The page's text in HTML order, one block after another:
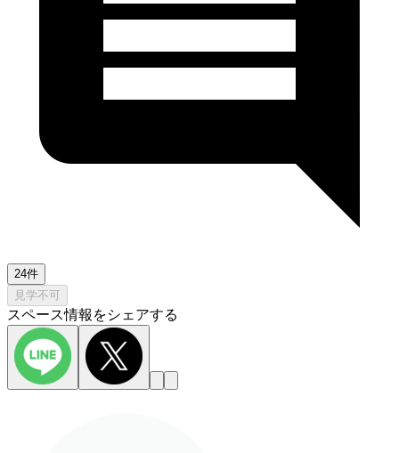
24件
見学不可
スペース情報をシェアする